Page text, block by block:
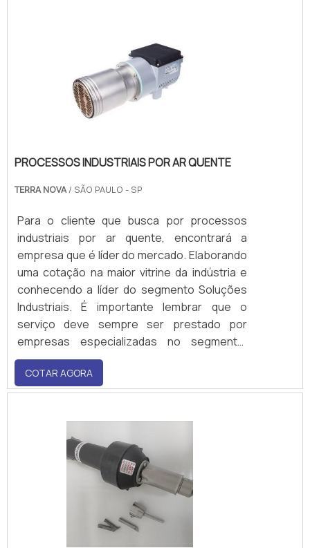
PROCESSOS INDUSTRIAIS POR AR QUENTE
TERRA NOVA/ SÃO PAULO - SP
Para o cliente que busca por processos
industriais por ar quente, encontrará a
empresa que é líder do mercado. Elaborando
uma cotação na maior vitrine da indústria e
conhecendo a líder do segmento Soluções
Industriais. É importante lembrar que o
serviço deve sempre ser prestado por
empresas especializadas no segmento.
Esse tipo de cuidado ajuda a garantir a
qualidade e assertividade do
serviço.DETALHES SOBRE PROCESSOS
Herz XL 92, dispõe de uma potência de 400V,
Frequência (HZ)50/ 60, potência 11 - 21KW
com temperatura máxima de até 650 ° C ,
precisando de um volume mínimo de ar
(L/min) 1480 .Para aquecer,esterilizar,ativar,
termo encolhimento de embalagens,
COTAR AGORA